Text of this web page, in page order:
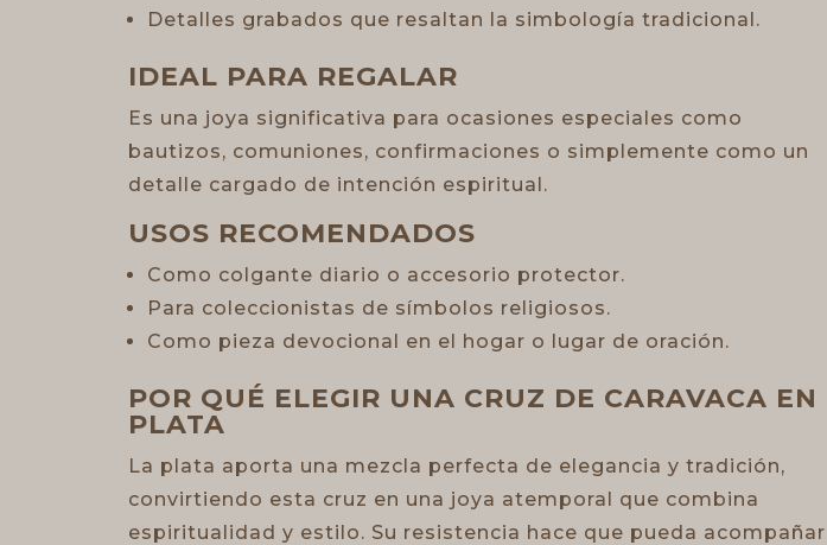
Detalles grabados que resaltan la simbología tradicional.
IDEAL PARA REGALAR
Es una joya significativa para ocasiones especiales como
bautizos, comuniones, confirmaciones o simplemente como un
detalle cargado de intención espiritual.
USOS RECOMENDADOS
Como colgante diario o accesorio protector.
Para coleccionistas de símbolos religiosos.
Como pieza devocional en el hogar o lugar de oración.
POR QUÉ ELEGIR UNA CRUZ DE CARAVACA EN
PLATA
La plata aporta una mezcla perfecta de elegancia y tradición,
convirtiendo esta cruz en una joya atemporal que combina
espiritualidad y estilo. Su resistencia hace que pueda acompañar